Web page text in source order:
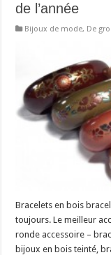
de l’année
Bijoux de mode, De
Bracelets en bois
toujours. Le meilleur
ronde accessoire –
bijoux en bois teinté,